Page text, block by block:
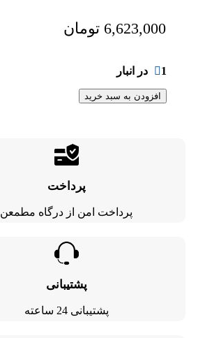
6,623,000 تومان
1 در انبار
افزودن به سبد خرید
پرداخت
پرداخت امن از درگاه مطمعن
پشتیبانی
پشتیبانی 24 ساعته